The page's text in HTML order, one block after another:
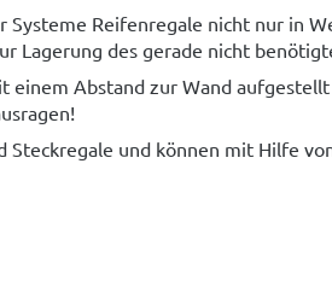
Systeme Reifenregale nicht nur in
Lagerung des gerade nicht
einem Abstand zur Wand
Steckregale und können mit Hilfe